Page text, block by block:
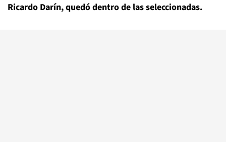
Ricardo Darín, quedó dentro de las seleccionadas.